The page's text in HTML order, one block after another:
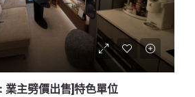
業主劈價出售]特色單位